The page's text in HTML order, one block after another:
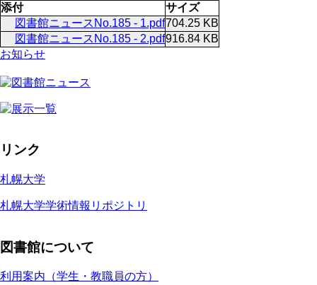
添付
サイズ
図書館ニュースNo.185 - 1.pdf704.25 KB
図書館ニュースNo.185 - 2.pdf916.84 KB
お知らせ
リンク
札幌大学
札幌大学学術情報リポジトリ
図書館について
利用案内（学生・教職員の方）